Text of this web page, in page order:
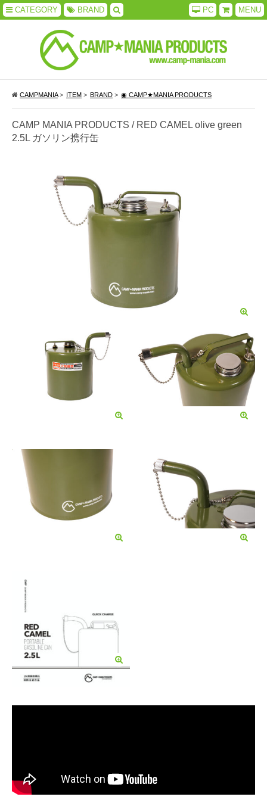
CATEGORY BRAND MENU
PC
CAMPMANIA> ITEM > BRAND > ◉ CAMP★MANIA PRODUCTS
CAMP MANIA PRODUCTS / RED CAMEL olive green
2.5L ガソリン携行缶